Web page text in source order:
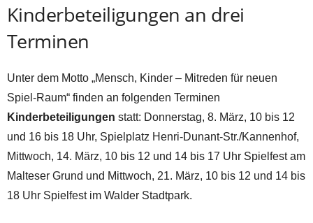
Kinderbeteiligungen an drei
Terminen
Unter dem Motto „Mensch, Kinder – Mitreden für neuen
Spiel-Raum“ finden an folgenden Terminen
Kinderbeteiligungen statt: Donnerstag, 8. März, 10 bis 12
und 16 bis 18 Uhr, Spielplatz Henri-Dunant-Str./Kannenhof,
Mittwoch, 14. März, 10 bis 12 und 14 bis 17 Uhr Spielfest am
Malteser Grund und Mittwoch, 21. März, 10 bis 12 und 14 bis
18 Uhr Spielfest im Walder Stadtpark.